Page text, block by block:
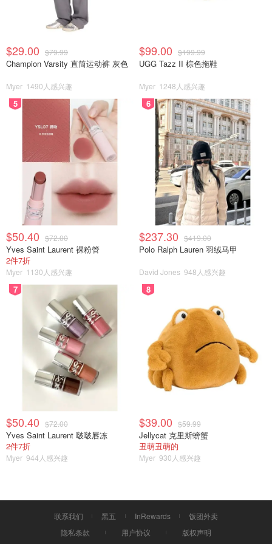
$29.00 $79.99
Champion Varsity 直筒运动裤 灰色
Myer 1490人感兴趣
$99.00 $199.99
UGG Tazz II 棕色拖鞋
Myer 1248人感兴趣
5
$50.40 $72.00
Yves Saint Laurent 裸粉管
2件7折
Myer 1130人感兴趣
6
$237.30 $419.00
Polo Ralph Lauren 羽绒马甲
David Jones 948人感兴趣
7
$50.40 $72.00
Yves Saint Laurent 啵啵唇冻
2件7折
Myer 944人感兴趣
8
$39.00 $59.99
Jellycat 克里斯螃蟹
丑萌丑萌的
Myer 930人感兴趣
联系我们 黑五 InRewards
饭团外卖
隐私条款
用户协议 版权声明